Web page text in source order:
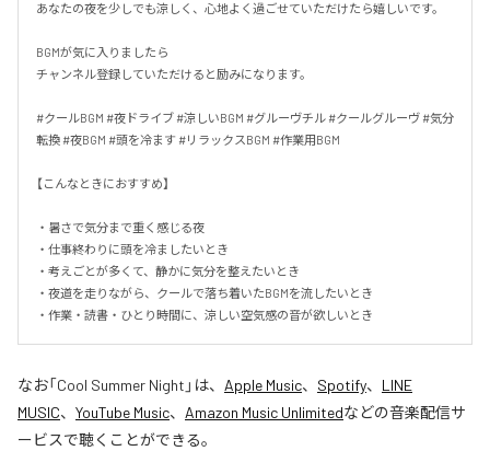
あなたの夜を少しでも涼しく、心地よく過ごせていただけたら嬉しいです。
BGMが気に入りましたら
チャンネル登録していただけると励みになります。
#クールBGM #夜ドライブ #涼しいBGM #グルーヴチル #クールグルーヴ #気分
転換 #夜BGM #頭を冷ます #リラックスBGM #作業用BGM
【こんなときにおすすめ】
・暑さで気分まで重く感じる夜
・仕事終わりに頭を冷ましたいとき
・考えごとが多くて、静かに気分を整えたいとき
・夜道を走りながら、クールで落ち着いたBGMを流したいとき
・作業・読書・ひとり時間に、涼しい空気感の音が欲しいとき
なお「Cool Summer Night 」は、 Apple Music、 Spotify、 LINE
MUSIC、 YouTube Music、 Amazon Music Unlimitedなどの音楽配信サ
ービスで聴くことができる。